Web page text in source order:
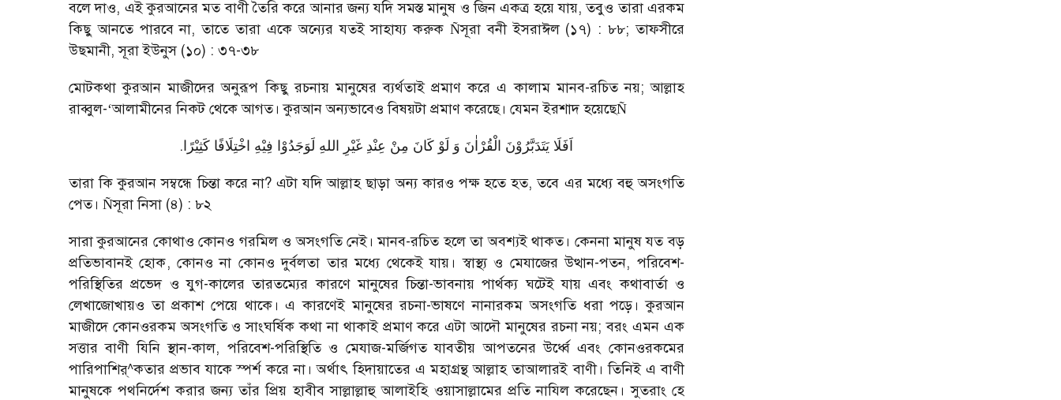
বলে দাও, এই কুরআনের মত বাণী তৈরি করে আনার জন্য যদি সমস্ত মানুষ ও জিন একত্র হয়ে যায়,তবুও তারা এরকম
কিছু আনতে পারবে না,তাতে তারা একে অন্যের যতই সাহায্য করুকÑসূরা বনী ইসরাঈল (১৭) : ৮৮;তাফসীরে
উছমানী,সূরা ইউনুস (১০) : ৩৭-৩৮
মোটকথা কুরআন মাজীদের অনুরূপ কিছু রচনায় মানুষের ব্যর্থতাই প্রমাণ করে এ কালাম মানব-রচিত নয়;আল্লাহ
রাব্বুল-‘আলামীনের নিকট থেকে আগত। কুরআন অন্যভাবেও বিষয়টা প্রমাণ করেছে। যেমন ইরশাদ হয়েছেÑ
اَفَلَا یَتَدَبَّرُوْنَ الْقُرْاٰنَ وَ لَوْ كَانَ مِنْ عِنْدِ غَیْرِ اللهِ لَوَجَدُوْا فِیْهِ اخْتِلَافًا كَثِیْرًا.
তারা কি কুরআন সম্বন্ধে চিন্তা করে না?এটা যদি আল্লাহ ছাড়া অন্য কারও পক্ষ হতে হত,তবে এর মধ্যে বহু অসংগতি
পেত। Ñসূরা নিসা (৪) : ৮২
সারা কুরআনের কোথাও কোনও গরমিল ও অসংগতি নেই। মানব-রচিত হলে তা অবশ্যই থাকত। কেননা মানুষ যত বড়
প্রতিভাবানই হোক, কোনও না কোনও দুর্বলতা তার মধ্যে থেকেই যায়। স্বাস্থ্য ও মেযাজের উত্থান-পতন, পরিবেশ-
পরিস্থিতির প্রভেদ ও যুগ-কালের তারতম্যের কারণে মানুষের চিন্তা-ভাবনায় পার্থক্য ঘটেই যায় এবং কথাবার্তা ও
লেখাজোখায়ও তা প্রকাশ পেয়ে থাকে। এ কারণেই মানুষের রচনা-ভাষণে নানারকম অসংগতি ধরা পড়ে। কুরআন
মাজীদে কোনওরকম অসংগতি ও সাংঘর্ষিক কথা না থাকাই প্রমাণ করে এটা আদৌ মানুষের রচনা নয়;বরং এমন এক
সত্তার বাণী যিনি স্থান-কাল, পরিবেশ-পরিস্থিতি ও মেযাজ-মর্জিগত যাবতীয় আপতনের উর্ধ্বে এবং কোনওরকমের
পারিপাশির্^কতার প্রভাব যাকে স্পর্শ করে না। অর্থাৎ হিদায়াতের এ মহাগ্রন্থ আল্লাহ তাআলারই বাণী। তিনিই এ বাণী
মানুষকে পথনির্দেশ করার জন্য তাঁর প্রিয় হাবীব সাল্লাল্লাহু আলাইহি ওয়াসাল্লামের প্রতি নাযিল করেছেন। সুতরাং হে